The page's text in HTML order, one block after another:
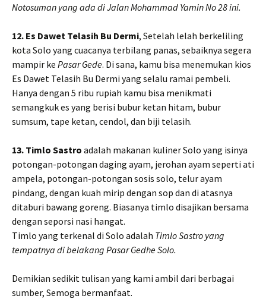
Notosuman yang ada di Jalan Mohammad Yamin No 28 ini.
12. Es Dawet Telasih Bu Dermi, Setelah lelah berkeliling
kota Solo yang cuacanya terbilang panas, sebaiknya segera
mampir ke Pasar Gede. Di sana, kamu bisa menemukan kios
Es Dawet Telasih Bu Dermi yang selalu ramai pembeli.
Hanya dengan 5 ribu rupiah kamu bisa menikmati
semangkuk es yang berisi bubur ketan hitam, bubur
sumsum, tape ketan, cendol, dan biji telasih.
13. Timlo Sastro adalah makanan kuliner Solo yang isinya
potongan-potongan daging ayam, jerohan ayam seperti ati
ampela, potongan-potongan sosis solo, telur ayam
pindang, dengan kuah mirip dengan sop dan di atasnya
ditaburi bawang goreng. Biasanya timlo disajikan bersama
dengan seporsi nasi hangat.
Timlo yang terkenal di Solo adalah Timlo Sastro yang
tempatnya di belakang Pasar Gedhe Solo.
Demikian sedikit tulisan yang kami ambil dari berbagai
sumber, Semoga bermanfaat.